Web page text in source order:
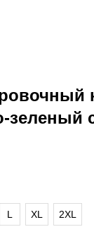
зеленый
L XL 2XL